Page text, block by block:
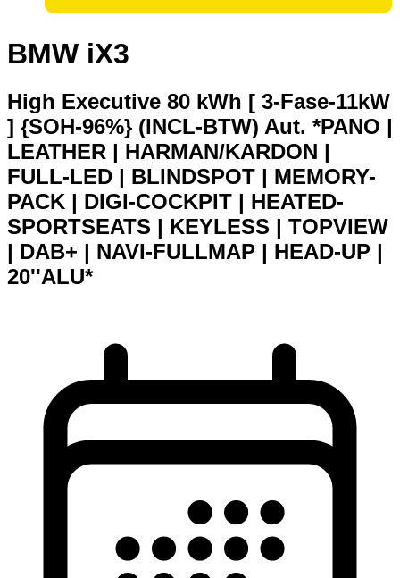
BMW iX3
High Executive 80 kWh [ 3-Fase-11kW
] {SOH-96%} (INCL-BTW) Aut. *PANO |
LEATHER | HARMAN/KARDON |
FULL-LED | BLINDSPOT | MEMORY-
PACK | DIGI-COCKPIT | HEATED-
SPORTSEATS | KEYLESS | TOPVIEW
| DAB+ | NAVI-FULLMAP | HEAD-UP |
20''ALU*